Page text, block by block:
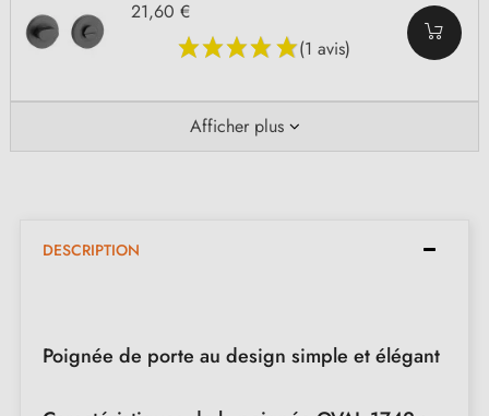
(1 avis)
21,60 €
Afficher plus
DESCRIPTION
Poignée de porte au design simple et élégant